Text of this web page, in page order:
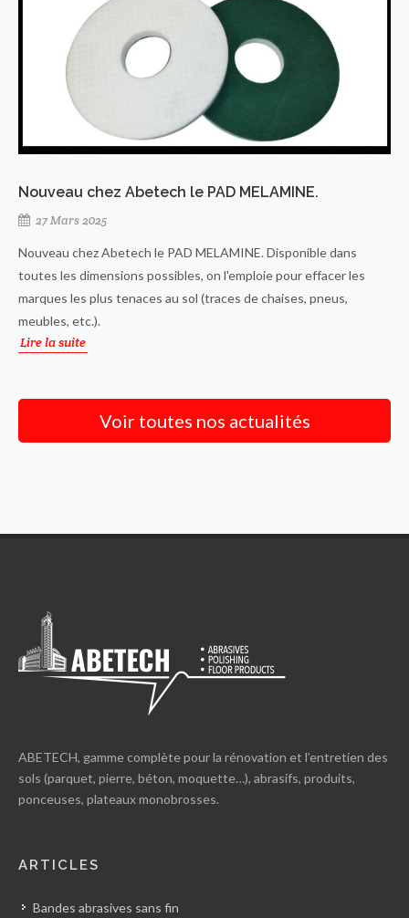
Nouveau chez Abetech le PAD MELAMINE.
27 Mars 2025
Nouveau chez Abetech le PAD MELAMINE. Disponible dans
toutes les dimensions possibles, on l'emploie pour effacer les
marques les plus tenaces au sol (traces de chaises, pneus,
meubles, etc.).
Lire la suite
Voir toutes nos actualités
ABETECH, gamme complète pour la rénovation et l’entretien des
sols (parquet, pierre, béton, moquette…), abrasifs, produits,
ponceuses, plateaux monobrosses.
ARTICLES
Bandes abrasives sans fin